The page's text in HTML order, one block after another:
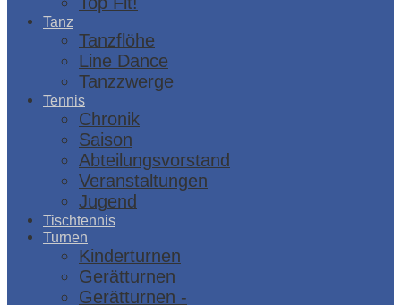
Tanz
Tanzflöhe
Line Dance
Tanzzwerge
Tennis
Chronik
Saison
Abteilungsvorstand
Veranstaltungen
Jugend
Tischtennis
Turnen
Kinderturnen
Gerätturnen
Gerätturnen -